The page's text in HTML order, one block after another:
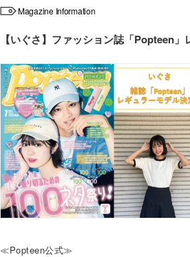
Magazine Information
【いぐさ】ファッション誌「Popteen」
≪Popteen公式≫